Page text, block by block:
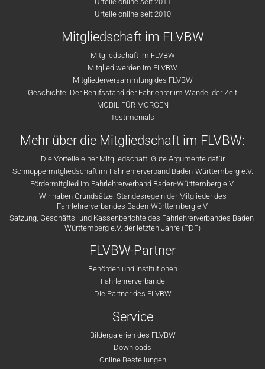
Urteile online seit 2010
Mitgliedschaft im FLVBW
Mitgliedschaft im FLVBW
Mitglied werden im FLVBW
Mitgliederversammlung des FLVBW
Geschichte: Der Berufsstand der Fahrlehrer im Wandel der Zeit
MOBIL FÜR MORGEN
Testimonials
Mehr über die Mitgliedschaft im FLVBW:
Die Vorteile einer Mitgliedschaft: Gute Argumente dafür
Schnuppermitgliedschaft im Fahrlehrerverband Baden-Württemberg e.V.
Fördermitglied im Fahrlehrerverband Baden-Württemberg e.V.
Wir haben Grundsätze: Standesregeln der Mitglieder des
Fahrlehrerverbandes Baden-Württemberg e.V.
Satzung, Geschäfts- und Kassenberichte des Fahrlehrerverbandes Baden-
Württemberg e.V. der letzten Jahre (PDF)
FLVBW-Partner
Behörden und Institutionen
Fahrlehrerverbände
Die Partner des FLVBW
Service
Bildergalerien des FLVBW
Downloads
Online Bestellungen